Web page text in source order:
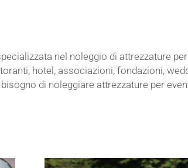
nel noleggio di attrezzature
hotel, associazioni, fondazioni,
di noleggiare attrezzature per